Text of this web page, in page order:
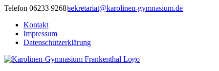
Zum
springen
Telefon 06233 9268|sekretariat@karolinen-gymnasium.de
Kontakt
Impressum
Datenschutzerklärung